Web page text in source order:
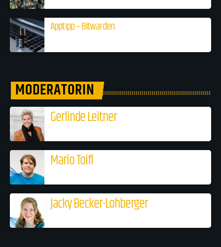
Apptipp – Bitwarden
MODERATORIN
Gerlinde Leitner
Mario Toifl
Jacky Becker-Lohberger